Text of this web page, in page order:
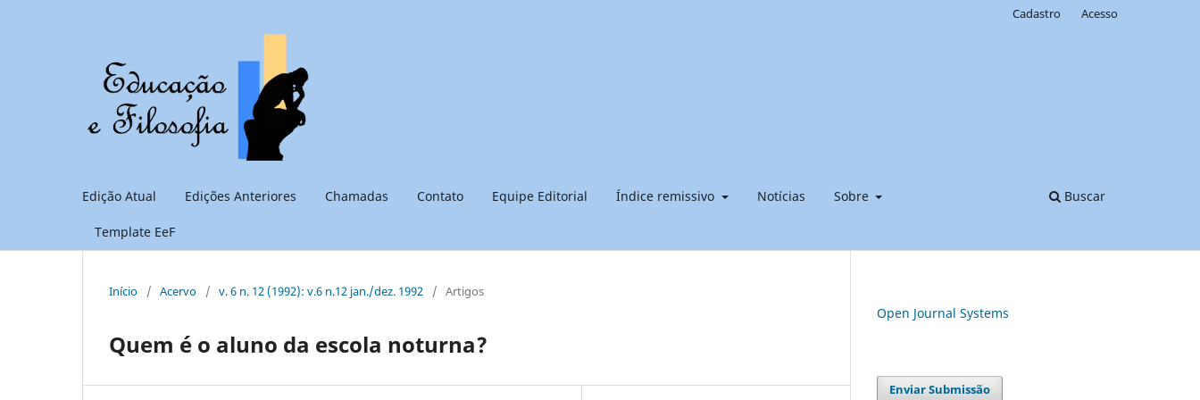
Edição Atual Edições Anteriores Chamadas Contato Equipe Editorial Índice remissivo Notícias Sobre
Template EeF
Buscar
Cadastro Acesso
Início / Acervo / v. 6 n. 12 (1992): v.6 n.12 jan./dez. 1992 / Artigos
Quem é o aluno da escola noturna?
Open Journal Systems
Enviar Submissão